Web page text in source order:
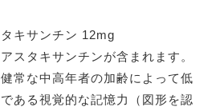
キサンチン 12mg
スタキサンチンが含まれます。
常な中高年者の加齢によって低
ある視覚的な記憶力（図形を認